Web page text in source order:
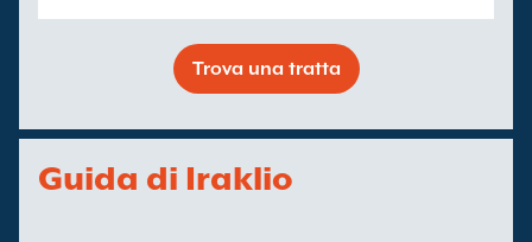
Trova una tratta
Guida di Iraklio